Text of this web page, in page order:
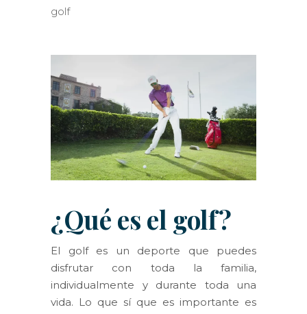
golf
¿Qué es el golf?
El golf es un deporte que puedes
disfrutar con toda la familia,
individualmente y durante toda una
vida. Lo que sí que es importante es